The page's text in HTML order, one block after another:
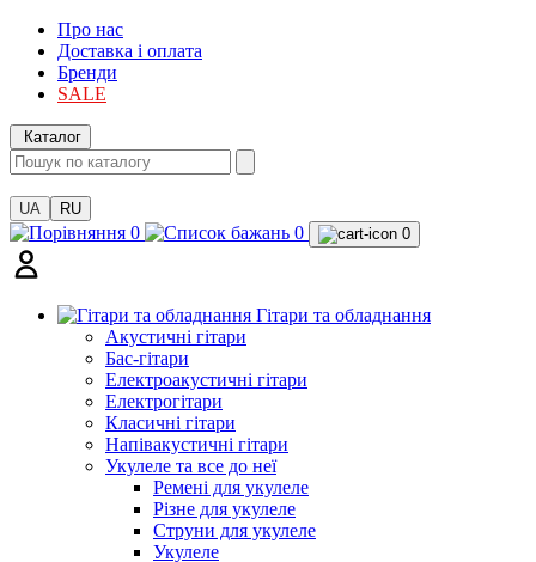
Про нас
Доставка і оплата
Бренди
SALE
Каталог
UA RU
0 0 0
Гітари та обладнання
Акустичні гітари
Бас-гітари
Електроакустичні гітари
Електрогітари
Класичні гітари
Напівакустичні гітари
Укулеле та все до неї
Ремені для укулеле
Різне для укулеле
Струни для укулеле
Укулеле